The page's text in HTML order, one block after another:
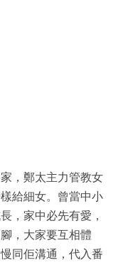
，鄭太主力管教女
給細女。曾當中小
，家中必先有愛，
，大家要互相體
同佢溝通，代入番